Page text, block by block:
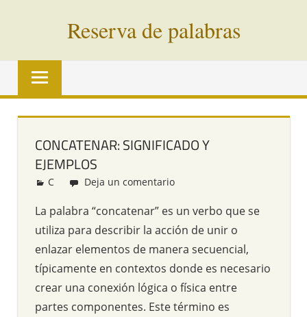
Reserva de palabras
Palabras
vías
todo
CONCATENAR: SIGNIFICADO Y
EJEMPLOS
Redacción
C Deja un comentario
La palabra “concatenar” es un verbo que se
utiliza para describir la acción de unir o
enlazar elementos de manera secuencial,
típicamente en contextos donde es necesario
crear una conexión lógica o física entre
partes componentes. Este término es